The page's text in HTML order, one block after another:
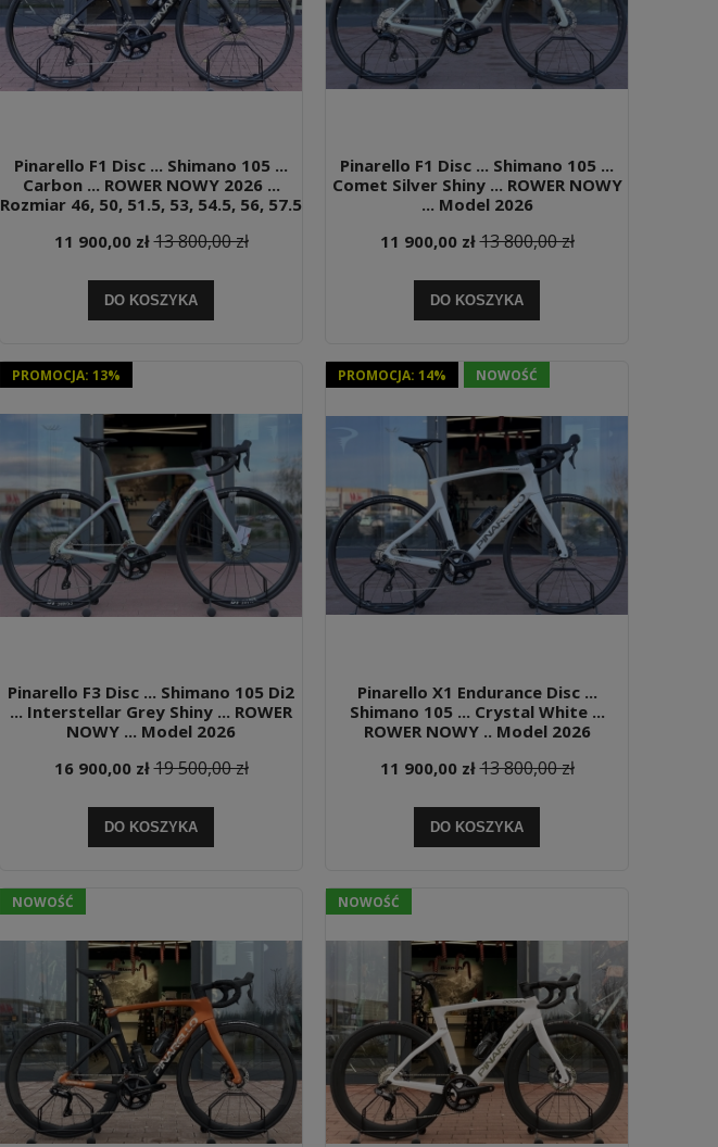
Pinarello F1 Disc ... Shimano 105 ...
Carbon ... ROWER NOWY 2026 ...
Rozmiar 46, 50, 51.5, 53, 54.5, 56, 57.5
11 900,00 zł 13 800,00 zł
DO KOSZYKA
Pinarello F1 Disc ... Shimano 105 ...
Comet Silver Shiny ... ROWER NOWY
... Model 2026
11 900,00 zł 13 800,00 zł
DO KOSZYKA
Pinarello F3 Disc ... Shimano 105 Di2
... Interstellar Grey Shiny ... ROWER
NOWY ... Model 2026
16 900,00 zł 19 500,00 zł
DO KOSZYKA
PROMOCJA: 13%
Pinarello X1 Endurance Disc ...
Shimano 105 ... Crystal White ...
ROWER NOWY .. Model 2026
11 900,00 zł 13 800,00 zł
DO KOSZYKA
PROMOCJA: 14% NOWOŚĆ
NOWOŚĆ NOWOŚĆ